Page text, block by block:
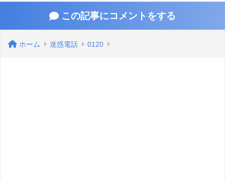
この記事にコメントをする
ホーム 迷惑電話 0120